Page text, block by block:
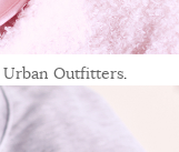
Urban Outfitters.